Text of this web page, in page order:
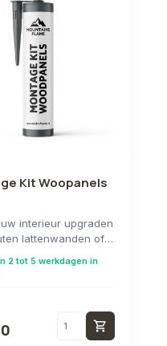
Kit Woopanels
interieur upgraden
lattenwanden of
2 tot 5 werkdagen in
shopping_cart